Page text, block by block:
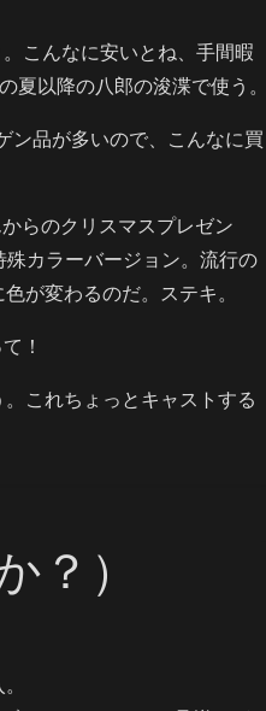
こんなに安いとね、手間暇
夏以降の八郎の浚渫で使う。
ン品が多いので、こんなに買
らのクリスマスプレゼン
殊カラーバージョン。流行の
が変わるのだ。ステキ。
！
これちょっとキャストする
？）